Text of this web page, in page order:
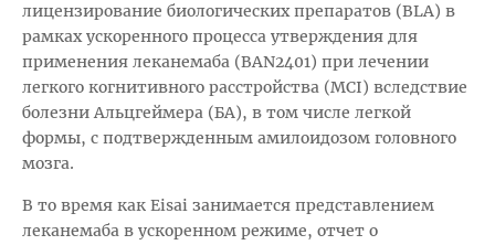
лицензирование биологических препаратов (BLA) в
рамках ускоренного процесса утверждения для
применения леканемаба (BAN2401) при лечении
легкого когнитивного расстройства (MCI) вследствие
болезни Альцгеймера (БА), в том числе легкой
формы, с подтвержденным амилоидозом головного
мозга.
В то время как Eisai занимается представлением
леканемаба в ускоренном режиме, отчет о